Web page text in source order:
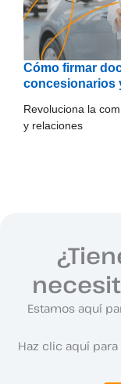
Cómo firmar
concesionarios
Revoluciona la
y relaciones
Estamos aquí
Haz clic aquí